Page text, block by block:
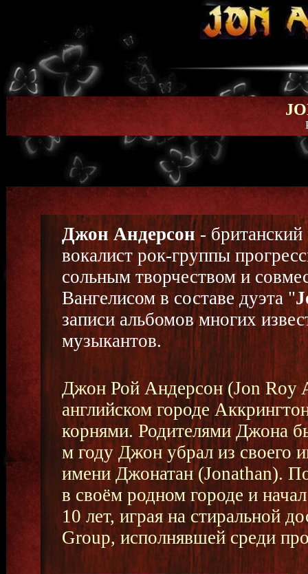
Джон Андерсон- британский
вокалист рок-группы
сольным творчеством и
Вангелисом в составе дуэта "
записи альбомов многих
музыкантов.
Джон Рой Андерсон (Jon Roy
английском городе
корнями. Родителями Джона
м году Джон убрал из своего
имени Джонатан (Jonathan).
в своём родном городе и
10 лет, играя на стиральной
Group, исполнявшей среди